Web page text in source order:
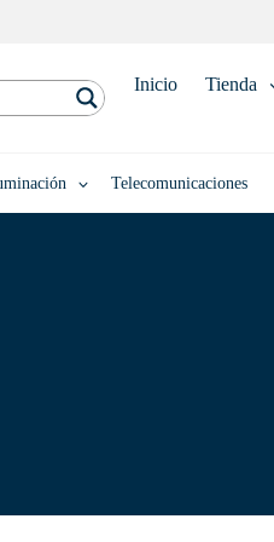
Inicio Tienda
Telecomunicaciones